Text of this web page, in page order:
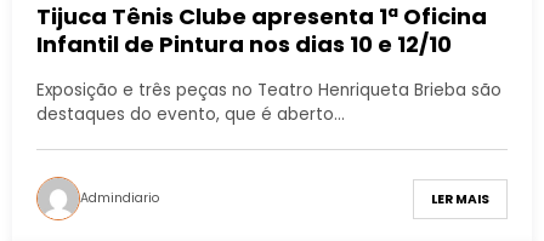
Tijuca Tênis Clube apresenta 1ª Oficina
Infantil de Pintura nos dias 10 e 12/10
Exposição e três peças no Teatro Henriqueta Brieba são
destaques do evento, que é aberto…
Admindiario LER MAIS